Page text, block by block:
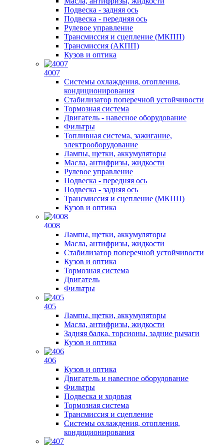
Подвеска - задняя ось
Подвеска - передняя ось
Рулевое управление
Трансмиссия и сцепление (МКПП)
Трансмиссия (АКПП)
Кузов и оптика
4007
Системы охлаждения, отопления,
кондиционирования
Стабилизатор поперечной устойчивости
Тормозная система
Двигатель - навесное оборудование
Фильтры
Топливная система, зажигание,
электрооборудование
Лампы, щетки, аккумуляторы
Масла, антифризы, жидкости
Рулевое управление
Подвеска - передняя ось
Подвеска - задняя ось
Трансмиссия и сцепление (МКПП)
Кузов и оптика
4008
Лампы, щетки, аккумуляторы
Масла, антифризы, жидкости
Стабилизатор поперечной устойчивости
Кузов и оптика
Тормозная система
Двигатель
Фильтры
405
Лампы, щетки, аккумуляторы
Масла, антифризы, жидкости
Задняя балка, торсионы, задние рычаги
Кузов и оптика
406
Кузов и оптика
Двигатель и навесное оборудование
Фильтры
Подвеска и ходовая
Тормозная система
Трансмиссия и сцепление
Системы охлаждения, отопления,
кондиционирования